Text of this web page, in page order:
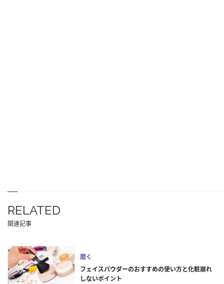
RELATED
関連記事
磨く
フェイスパウダーのおすすめの使い方と化粧崩れ
しないポイント